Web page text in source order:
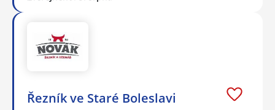
Řezník ve Staré Boleslavi